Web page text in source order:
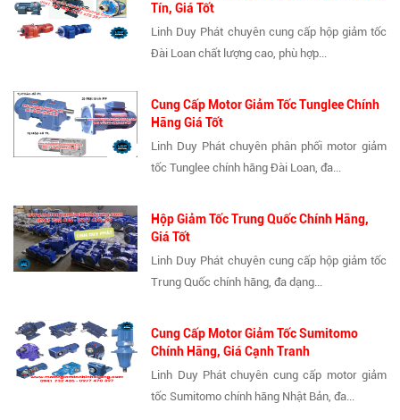
Tín, Giá Tốt
Linh Duy Phát chuyên cung cấp hộp giảm tốc
Đài Loan chất lượng cao, phù hợp...
Cung Cấp Motor Giảm Tốc Tunglee Chính
Hãng Giá Tốt
Linh Duy Phát chuyên phân phối motor giảm
tốc Tunglee chính hãng Đài Loan, đa...
Hộp Giảm Tốc Trung Quốc Chính Hãng,
Giá Tốt
Linh Duy Phát chuyên cung cấp hộp giảm tốc
Trung Quốc chính hãng, đa dạng...
Cung Cấp Motor Giảm Tốc Sumitomo
Chính Hãng, Giá Cạnh Tranh
Linh Duy Phát chuyên cung cấp motor giảm
tốc Sumitomo chính hãng Nhật Bản, đa...